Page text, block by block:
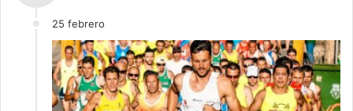
25 febrero